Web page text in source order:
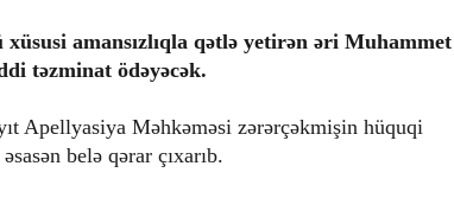
amansızlıqla qətlə yetirən əri Muhammet
təzminat ödəyəcək.
Apellyasiya Məhkəməsi zərərçəkmişin hüquqi
belə qərar çıxarıb.